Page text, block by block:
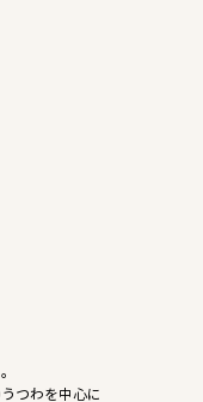
つわを中心に